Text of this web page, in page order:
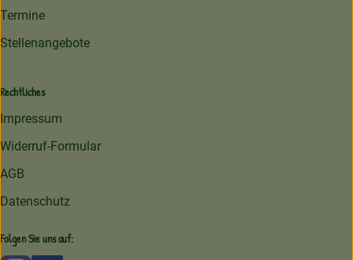
Termine
Stellenangebote
Rechtliches
Impressum
Widerruf-Formular
AGB
Datenschutz
Folgen Sie uns auf: